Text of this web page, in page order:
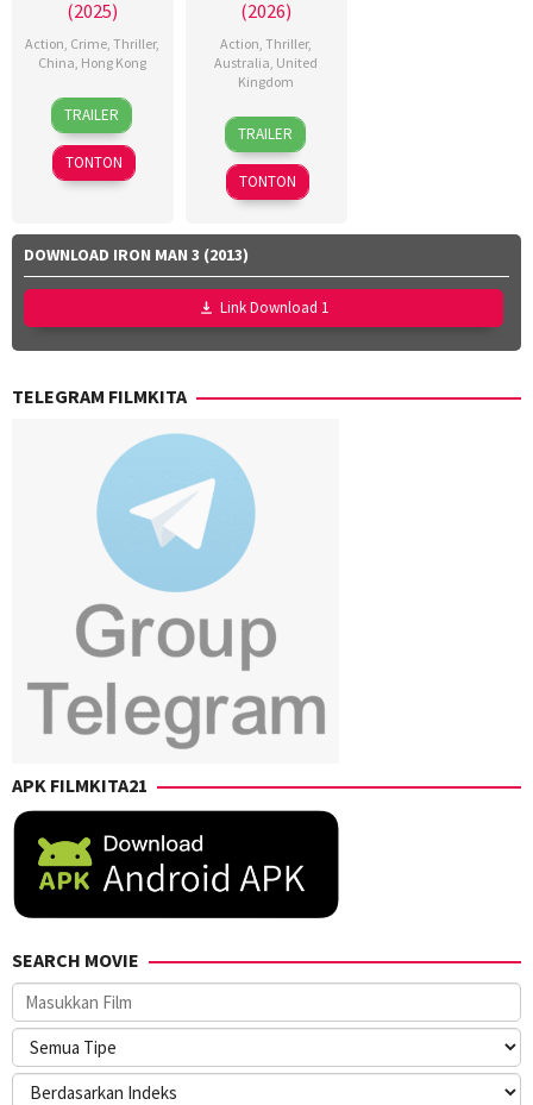
(2025)
Action Crime ,Thriller,
China Hong Kong
10
Jun
2026
Kenji
Tanigaki
Kensuke
Sonomura
TRAILER
TONTON
(2026)
Action ,Thriller,
Australia United
Kingdom
30
Apr
2026
Sandra
Sciberras
TRAILER
TONTON
DOWNLOAD IRON MAN 3 (2013)
Link Download 1
TELEGRAM FILMKITA
APK FILMKITA21
SEARCH MOVIE